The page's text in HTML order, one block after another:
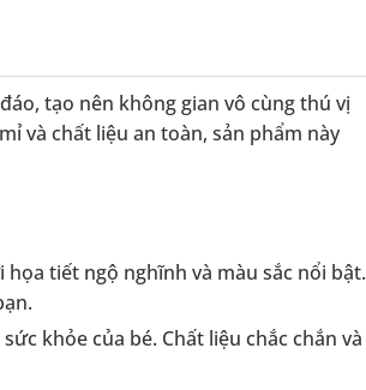
tạo nên không gian vô cùng thú vị
và chất liệu an toàn, sản phẩm này
họa tiết ngộ nghĩnh và màu sắc nổi bật.
khỏe của bé. Chất liệu chắc chắn và